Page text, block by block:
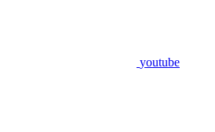
youtube